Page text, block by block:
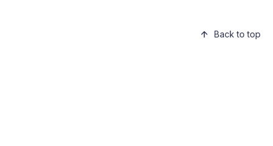
Back to top